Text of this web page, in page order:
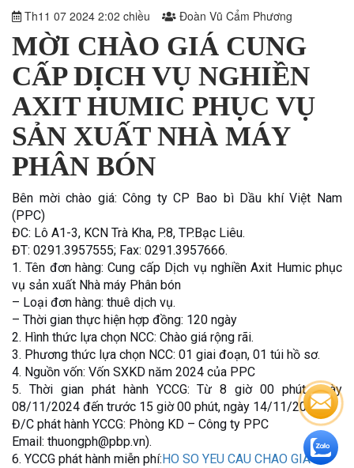
Th11 07 2024 2:02 chiều Đoàn Vũ Cẩm Phương
MỜI CHÀO GIÁ CUNG
CẤP DỊCH VỤ NGHIỀN
AXIT HUMIC PHỤC VỤ
SẢN XUẤT NHÀ MÁY
PHÂN BÓN
Bên mời chào giá: Công ty CP Bao bì Dầu khí Việt Nam
(PPC)
ĐC: Lô A1-3, KCN Trà Kha, P.8, TP.Bạc Liêu.
ĐT: 0291.3957555; Fax: 0291.3957666.
1. Tên đơn hàng: Cung cấp Dịch vụ nghiền Axit Humic phục
vụ sản xuất Nhà máy Phân bón
– Loại đơn hàng: thuê dịch vụ.
– Thời gian thực hiện hợp đồng: 120 ngày
2. Hình thức lựa chọn NCC: Chào giá rộng rãi.
3. Phương thức lựa chọn NCC: 01 giai đoạn, 01 túi hồ sơ.
4. Nguồn vốn: Vốn SXKD năm 2024 của PPC
5. Thời gian phát hành YCCG: Từ 8 giờ 00 phút, ngày
08/11/2024 đến trước 15 giờ 00 phút, ngày 14/11/2024.
Đ/C phát hành YCCG: Phòng KD – Công ty PPC
Email: thuongph@pbp.vn).
6. YCCG phát hành miễn phí: HO SO YEU CAU CHAO GIA